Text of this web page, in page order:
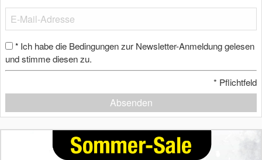
* Ich habe die Bedingungen zur Newsletter-Anmeldung gelesen
und stimme diesen zu.
* Pflichtfeld
Absenden